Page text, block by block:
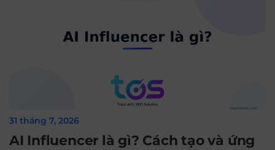
31 tháng 7, 2026
AI Influencer là gì? Cách tạo và ứng